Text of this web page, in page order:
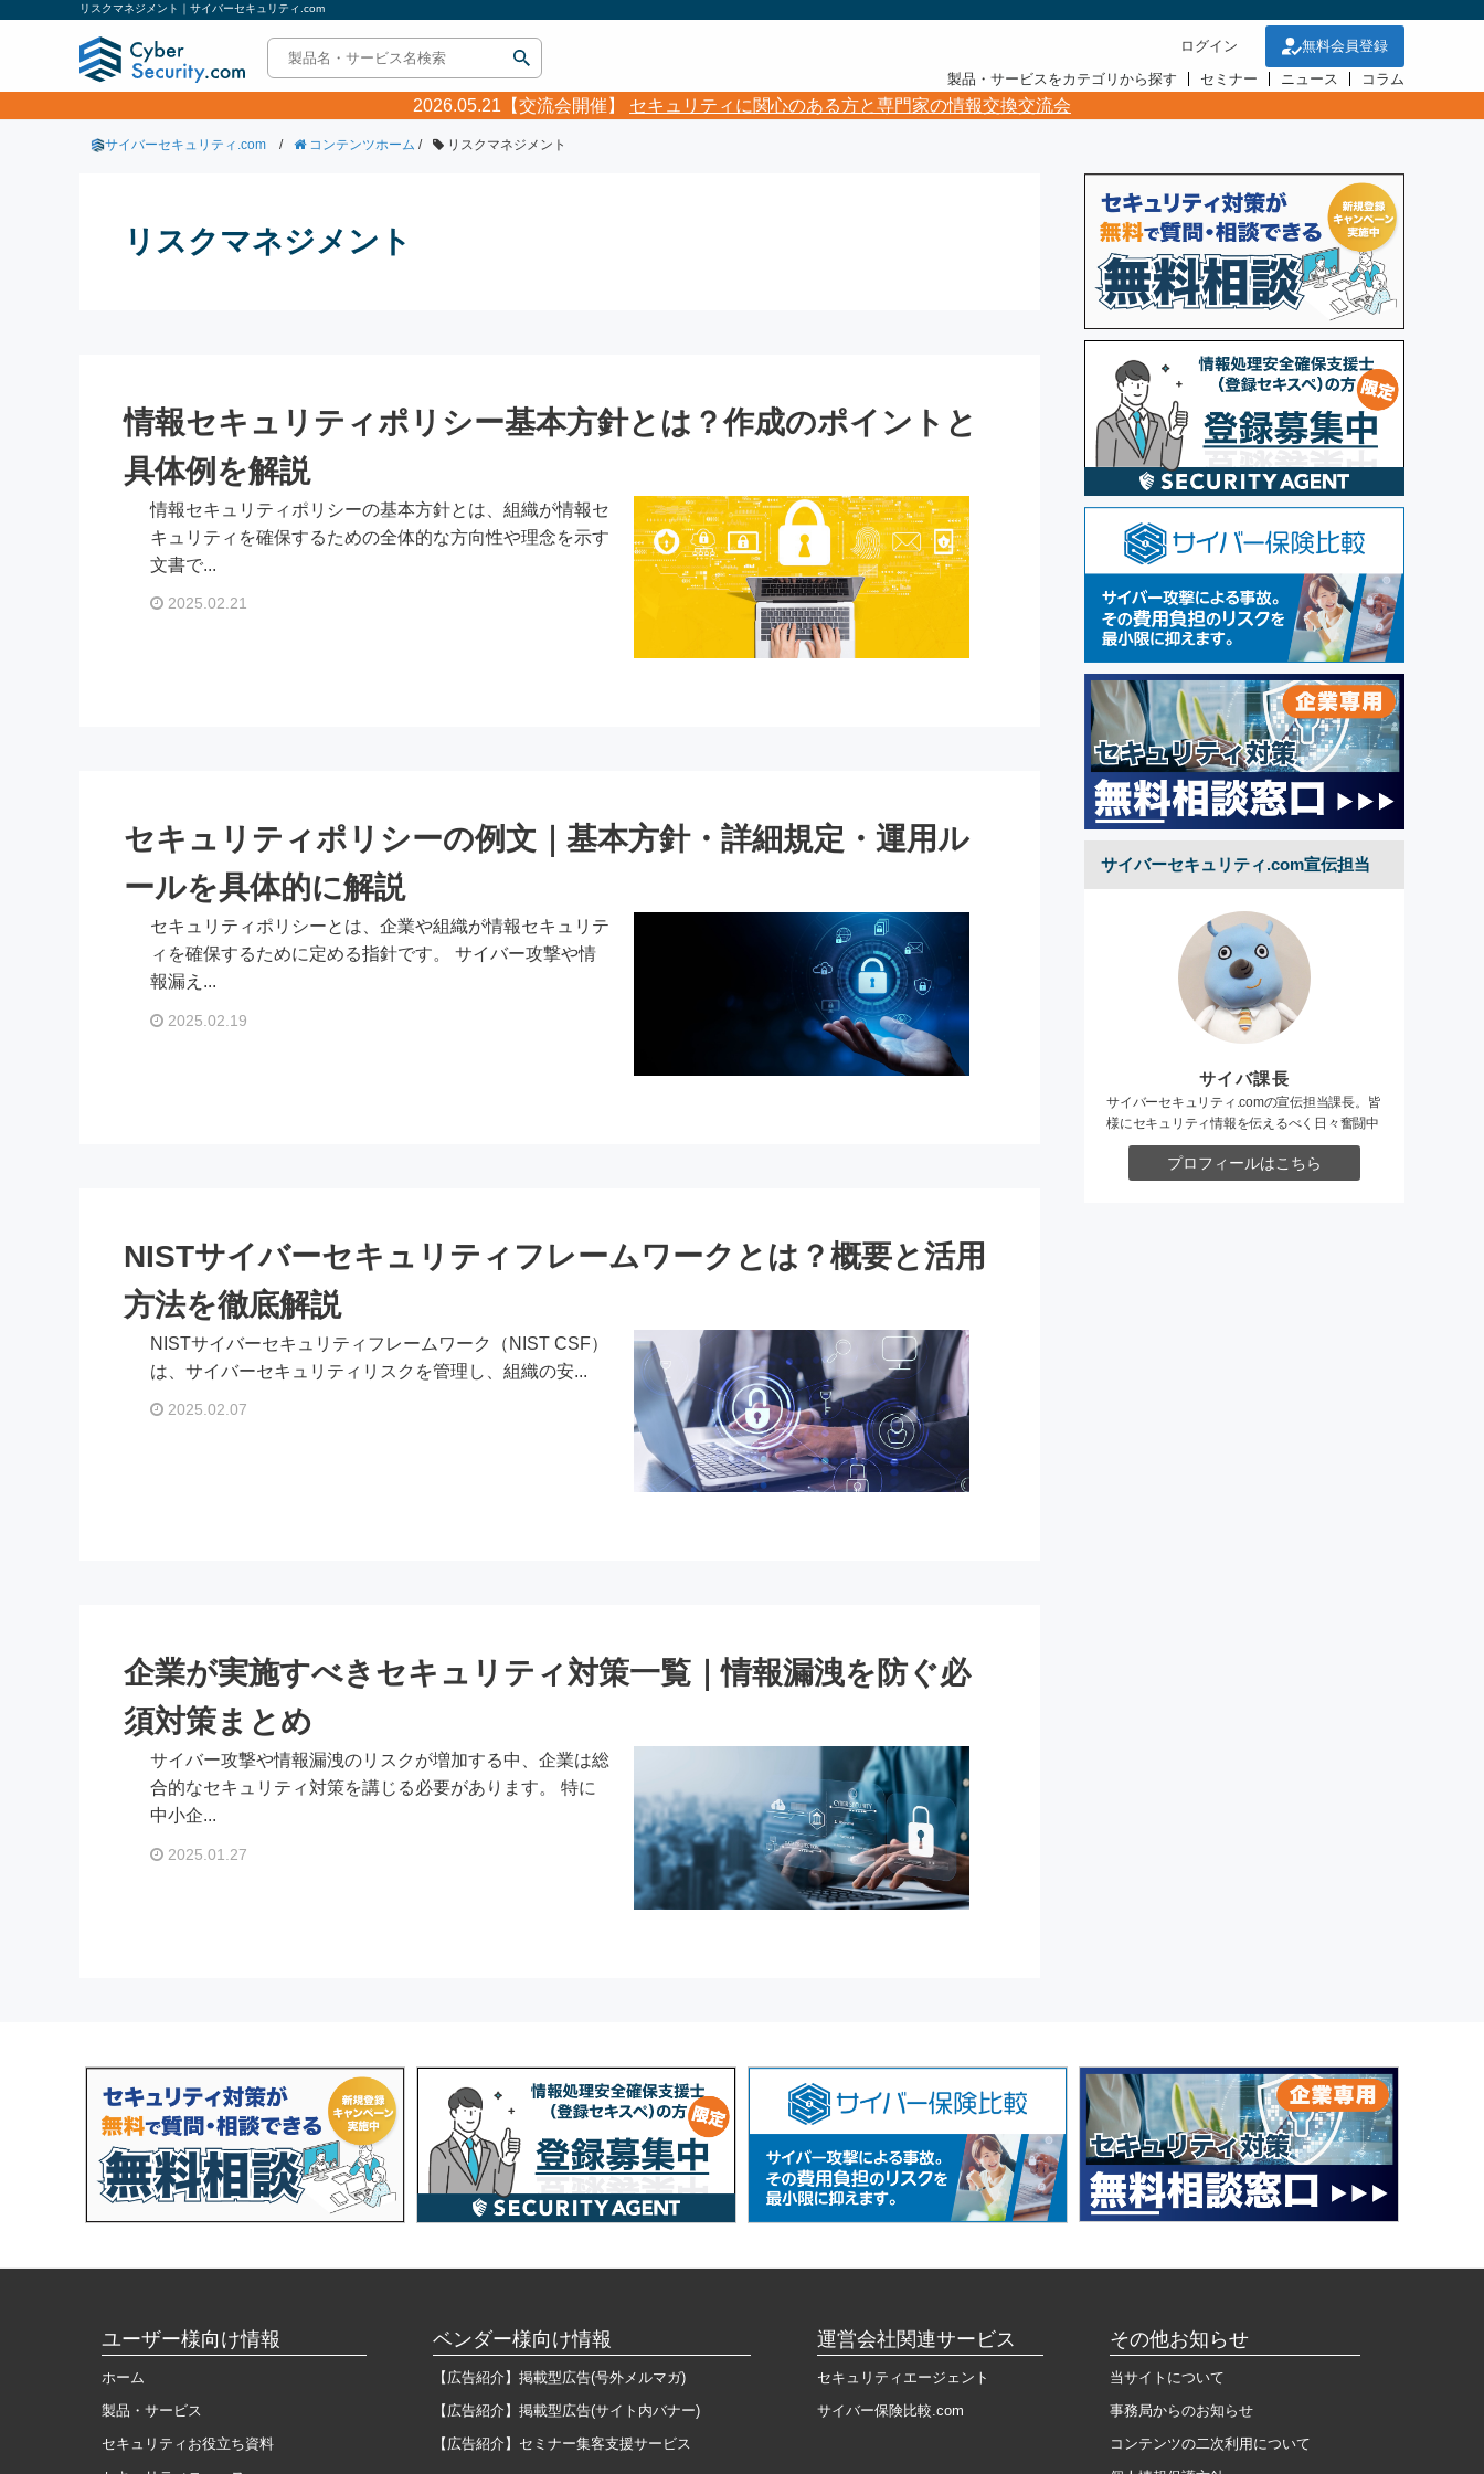
リスクマネジメント｜サイバーセキュリティ.com
ログイン
無料会員登録
製品・サービスをカテゴリから探す
セミナー ニュース コラム
2026.05.21【交流会開催】 セキュリティに関心のある方と専門家の情報交換交流会
サイバーセキュリティ.com / コンテンツホーム / リスクマネジメント
リスクマネジメント
情報セキュリティポリシー基本方針とは？作成のポイントと
具体例を解説
情報セキュリティポリシーの基本方針とは、組織が情報セ
キュリティを確保するための全体的な方向性や理念を示す
文書で...
2025.02.21
セキュリティポリシーの例文｜基本方針・詳細規定・運用ル
ールを具体的に解説
セキュリティポリシーとは、企業や組織が情報セキュリテ
ィを確保するために定める指針です。 サイバー攻撃や情
報漏え...
2025.02.19
NISTサイバーセキュリティフレームワークとは？概要と活用
方法を徹底解説
NISTサイバーセキュリティフレームワーク（NIST CSF）
は、サイバーセキュリティリスクを管理し、組織の安...
2025.02.07
企業が実施すべきセキュリティ対策一覧｜情報漏洩を防ぐ必
須対策まとめ
サイバー攻撃や情報漏洩のリスクが増加する中、企業は総
合的なセキュリティ対策を講じる必要があります。 特に
中小企...
2025.01.27
サイバーセキュリティ.com宣伝担当
サイバ課長
サイバーセキュリティ.comの宣伝担当課長。皆
様にセキュリティ情報を伝えるべく日々奮闘中
プロフィールはこちら
ユーザー様向け情報
ホーム
製品・サービス
セキュリティお役立ち資料
ベンダー様向け情報
【広告紹介】掲載型広告(号外メルマガ)
【広告紹介】掲載型広告(サイト内バナー)
【広告紹介】セミナー集客支援サービス
運営会社関連サービス
セキュリティエージェント
サイバー保険比較.com
その他お知らせ
当サイトについて
事務局からのお知らせ
コンテンツの二次利用について